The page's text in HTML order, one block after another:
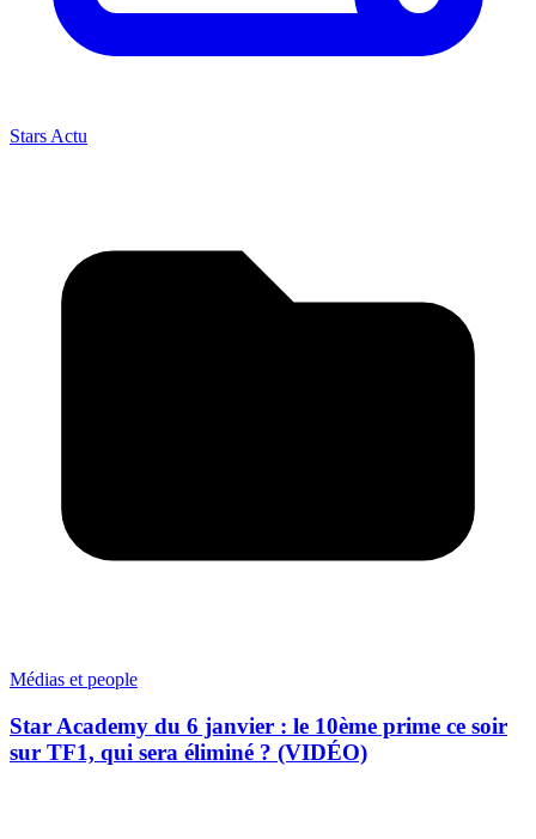
Stars Actu
Médias et people
Star Academy du 6 janvier : le 10ème prime ce soir
sur TF1, qui sera éliminé ? (VIDÉO)